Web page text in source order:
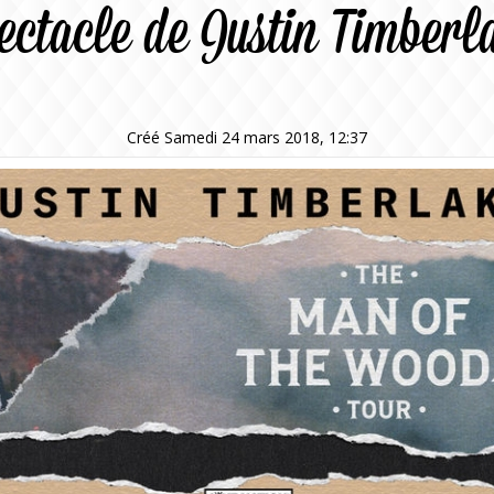
de Justin
Créé Samedi 24 mars 2018, 12:37